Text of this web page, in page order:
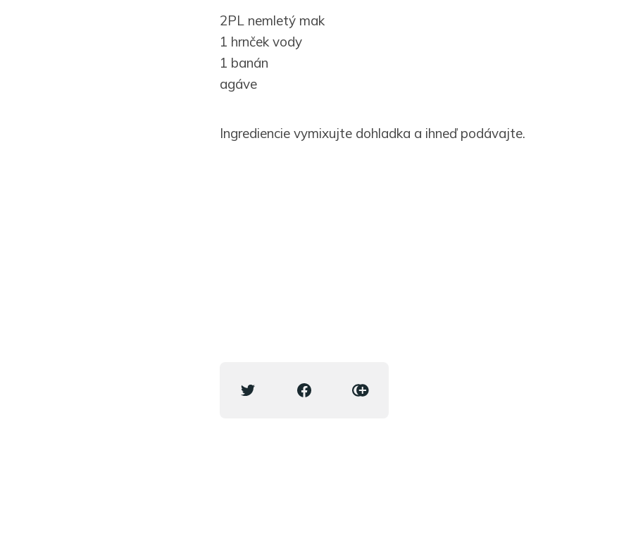
2PL nemletý mak
1 hrnček vody
1 banán
agáve
Ingrediencie vymixujte dohladka a ihneď podávajte.